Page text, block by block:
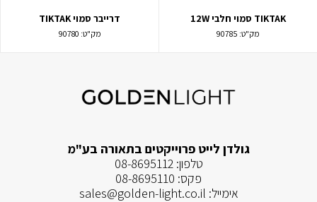
TIKTAK סמוי חלבי 12W
מק"ט: 90785
דרייבר סמוי TIKTAK
מק"ט: 90780
גולדן לייט פרוייקטים בתאורה בע"מ
טלפון:08-8695112
פקס: 08-8695110
אימייל: sales@golden-light.co.il